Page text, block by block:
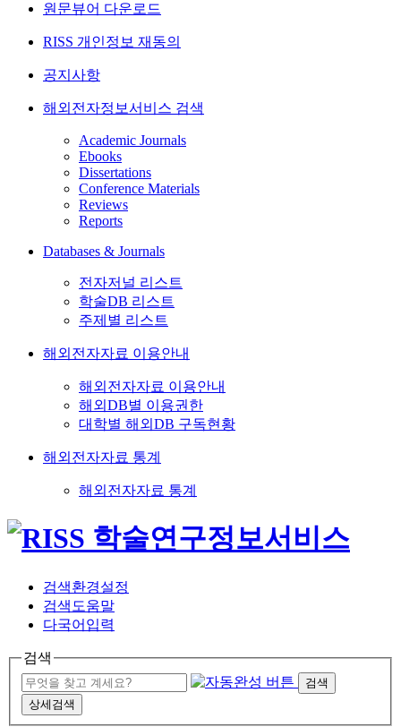
원문뷰어 다운로드
RISS 개인정보 재동의
공지사항
해외전자정보서비스 검색
Academic Journals
Ebooks
Dissertations
Conference Materials
Reviews
Reports
Databases & Journals
전자저널 리스트
학술DB 리스트
주제별 리스트
해외전자자료 이용안내
해외전자자료 이용안내
해외DB별 이용권한
대학별 해외DB 구독현황
해외전자자료 통계
해외전자자료 통계
검색환경설정
검색도움말
다국어입력
검색
검색
상세검색